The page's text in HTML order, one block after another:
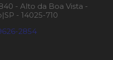
- Alto da Boa Vista -
- 14025-710
2854